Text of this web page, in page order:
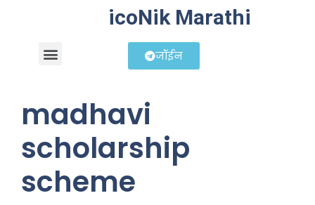
icoNik Marathi
जॉईन
madhavi
scholarship
scheme